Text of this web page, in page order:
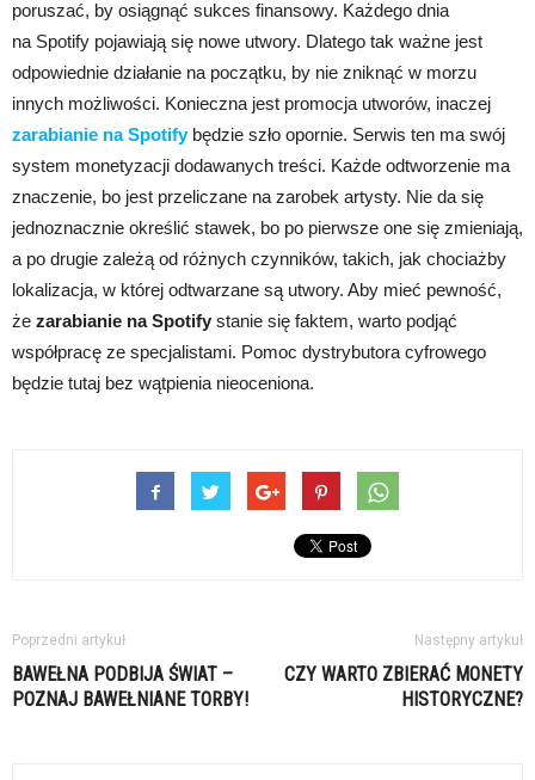
poruszać, by osiągnąć sukces finansowy. Każdego dnia
na Spotify pojawiają się nowe utwory. Dlatego tak ważne jest
odpowiednie działanie na początku, by nie zniknąć w morzu
innych możliwości. Konieczna jest promocja utworów, inaczej
zarabianie na Spotifybędzie szło opornie. Serwis ten ma swój
system monetyzacji dodawanych treści. Każde odtworzenie ma
znaczenie, bo jest przeliczane na zarobek artysty. Nie da się
jednoznacznie określić stawek, bo po pierwsze one się zmieniają,
a po drugie zależą od różnych czynników, takich, jak chociażby
lokalizacja, w której odtwarzane są utwory. Aby mieć pewność,
że zarabianie na Spotify stanie się faktem, warto podjąć
współpracę ze specjalistami. Pomoc dystrybutora cyfrowego
będzie tutaj bez wątpienia nieoceniona.
Poprzedni artykuł
BAWEŁNA PODBIJA ŚWIAT –
POZNAJ BAWEŁNIANE TORBY!
Następny artykuł
CZY WARTO ZBIERAĆ MONETY
HISTORYCZNE?